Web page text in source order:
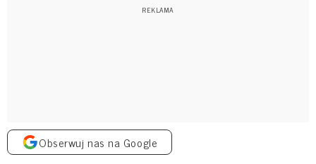
Obserwuj nas na Google